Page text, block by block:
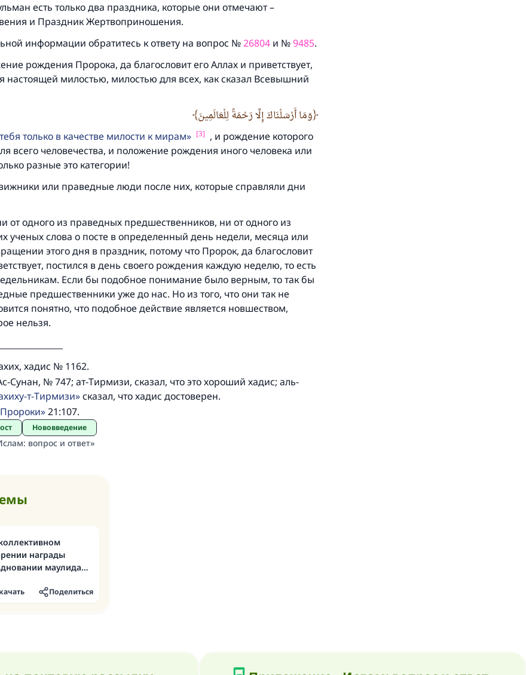
есть только два праздника, которые они отмечают –
и Праздник Жертвоприношения.
информации обратитесь к ответу на вопрос №26804 и №9485.
рождения Пророка, да благословит его Аллах и приветствует,
настоящей милостью, милостью для всех, как сказал Всевышний
وَمَا أَرْسَلْنَاكَ إِلَّا رَحْمَةً لِلْعَالَمِينَ
только в качестве милости к мирам
[3] , и рождение которого
всего человечества, и положение рождения иного человека или
разные это категории!
или праведные люди после них, которые справляли дни
от одного из праведных предшественников, ни от одного из
ученых слова о посте в определенный день недели, месяца или
этого дня в праздник, потому что Пророк, да благословит
постился в день своего рождения каждую неделю, то есть
Если бы подобное понимание было верным, то так бы
предшественники уже до нас. Но из того, что они так не
понятно, что подобное действие является новшеством,
нельзя.
хадис № 1162.
Сунан, № 747; ат-Тирмизи, сказал, что это хороший хадис; аль-
т-Тирмизи сказал, что хадис достоверен.
Пророки 21:107.
Нововведение
вопрос и ответ»
награды
маулида
Аллаха)
Поделиться
Участвуйте сейчас!